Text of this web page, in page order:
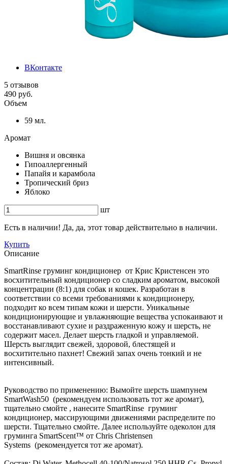
ВКонтакте
5 отзывов
490 руб.
Объем
59 мл.
Аромат
Вишня и овсянка
Гипоаллергенный
Папайя и карамбола
Тропический бриз
Яблоко
шт
Есть в наличии! Да, да, этот товар действительно в наличии.
Купить
Описание
SmartRinse груминг кондиционер от Крис Кристенсен это
восхитительный кондиционер со сладким ароматом, высокой
концентрации (8:1) для собак и кошек. Разработан в
соответствии со всеми требованиями к кондиционеру,
подходит ко всем типам кожи и шерсти. Уникальные
кондиционирующие и увлажняющие вещества успокаивают и
восстанавливают сухие и раздраженную кожу и шерсть, не
содержит масел. Делает шерсть гладкой и управляемой.
Шерсть выглядит свежей, здоровой, блестящей и
восхитительно пахнет! Свежий запах очень тонкий и не
интенсивный.
Руководство по применению: Вымойте шерсть шампунем
SmartWash50 (рекомендуем использовать тот же аромат),
тщательно смойте , нанесите SmartRinse груминг
кондиционер, массирующими движениями распределите по
шерсти. Тщательно смойте. Далее используйте одеколон для
груминга SmartScent™ от Chris Christensen
Systems (рекомендуется тот же аромат).